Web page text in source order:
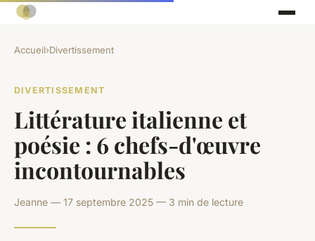
Accueil›Divertissement
DIVERTISSEMENT
Littérature italienne et
poésie : 6 chefs-d'œuvre
incontournables
Jeanne — 17 septembre 2025 — 3 min de lecture